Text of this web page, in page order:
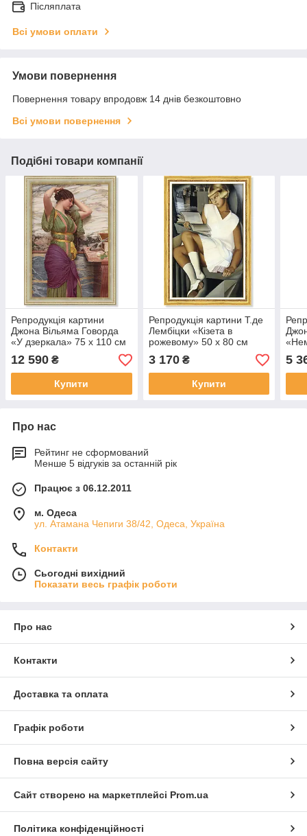
Післяплата
Всі умови оплати
Умови повернення
Повернення товару впродовж 14 днів безкоштовно
Всі умови повернення
Подібні товари компанії
Репродукція картини
Джона Вільяма Говорда
«У дзеркала» 75 х 110 см
12 590 ₴
Купити
Репродукція картини Т.де
Лембіцки «Кізета в
рожевому» 50 х 80 см
3 170₴
Купити
5
Про нас
Рейтинг не сформований
Менше 5 відгуків за останній рік
Працює з 06.12.2011
м. Одеса
ул. Атамана Чепиги 38/42, Одеса, Україна
Контакти
Сьогодні вихідний
Показати весь графік роботи
Про нас
Контакти
Доставка та оплата
Графік роботи
Повна версія сайту
Сайт створено на маркетплейсі Prom.ua
Політика конфіденційності